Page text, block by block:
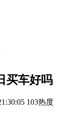
买车好吗
103热度